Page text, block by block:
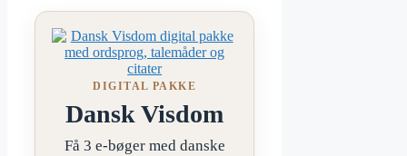
DIGITAL PAKKE
Dansk Visdom
Få 3 e-bøger med danske